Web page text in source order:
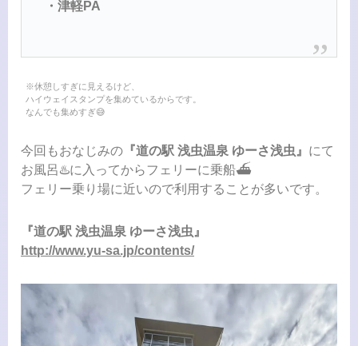
・津軽PA
※休憩しすぎに見えるけど、
ハイウェイスタンプを集めているからです。
なんでも集めすぎ😅
今回もおなじみの 『道の駅 浅虫温泉 ゆーさ浅虫』 にて
お風呂♨️に入ってからフェリーに乗船⛴️
フェリー乗り場に近いので利用することが多いです。
『道の駅 浅虫温泉 ゆーさ浅虫』
http://www.yu-sa.jp/contents/